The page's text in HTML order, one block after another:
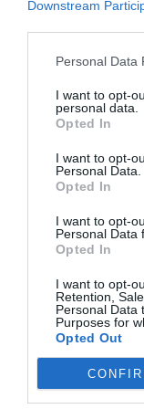
Downstream
Personal Data
I want to opt-
personal data.
Opted In
I want to opt-
Personal Data.
Opted In
I want to opt-
Personal Data
Opted In
I want to opt-
Retention,
Personal Data
Purposes for
Opted Out
Opening
Was